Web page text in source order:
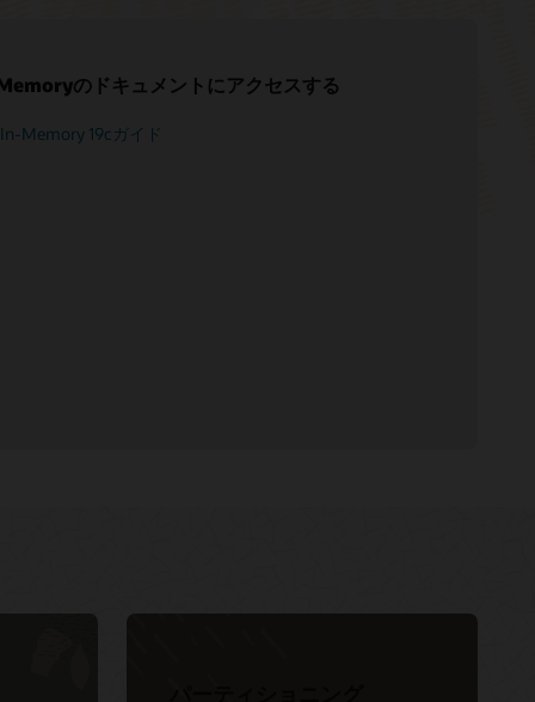
のドキュメントにアクセスする
Memory 19cガイド
ョップ-- Oracle Database In-Memoryによる分析
Memoryのお客様 (1:28)